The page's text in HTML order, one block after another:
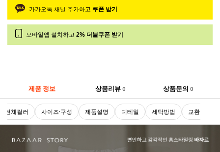
카카오톡 채널 추가하고 쿠폰 받기
모바일앱 설치하고 2% 더블쿠폰 받기
제품 정보 상품리뷰 0 상품문의0
전체컬러 사이즈·구성 제품설명 디테일 세탁방법 교환 및 반